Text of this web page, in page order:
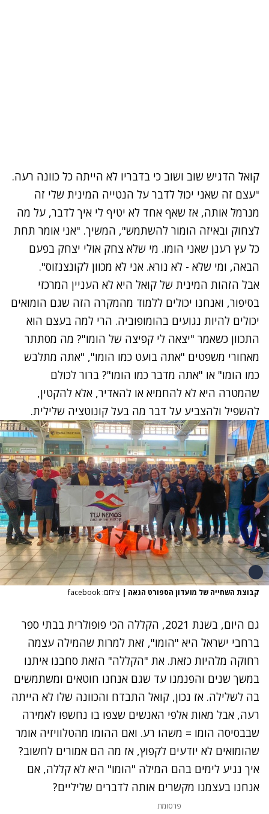
קואל הדגיש שוב ושוב כי בדבריו לא הייתה כל כוונה רעה.
"עצם זה שאני יכול לדבר על הנטייה המינית שלי זה
מנרמל אותה, אז שאף אחד לא יטיף לי איך לדבר, על מה
לצחוק ובאיזה הומור להשתמש", המשיך. "אני אומר תחת
כל עץ רענן שאני הומו. מי שלא צחק אולי יצחק בפעם
הבאה, ומי שלא - לא נורא. אני לא מכוון לקונצנזוס".
אבל הזהות המינית של קואל היא לא העניין המרכזי
בסיפור, ואנחנו יכולים ללמוד מהמקרה הזה שגם הומואים
יכולים להיות נגועים בהומופוביה. הרי למה בעצם הוא
התכוון כשאמר "יצאה לי קפיצה של הומו"? מה מסתתר
מאחורי משפטים "אתה בועט כמו הומו", "אתה מתלבש
כמו הומו" או "אתה מדבר כמו הומו"? ברור לכולם
שהמטרה היא לא להחמיא או להאדיר, אלא להקטין,
להשפיל ולהצביע על דבר מה בעל קונוטציה שלילית.
קבוצת השחייה של מועדון הספורט הגאה | צילום: facebook
גם היום, בשנת 2021, הקללה הכי פופולרית בבתי ספר
ברחבי ישראל היא "הומו", זאת למרות שהמילה עצמה
רחוקה מלהיות כזאת. את "הקללה" הזאת סחבנו איתנו
במשך שנים והפנמנו עד שגם אנחנו חוטאים ומשתמשים
בה לשלילה. אז נכון, קואל התבדח והכוונה שלו לא הייתה
רעה, אבל מאות אלפי האנשים שצפו בו נחשפו לאמירה
שבבסיסה הומו = משהו רע. ואם ההומו מהטלוויזיה אומר
שהומואים לא יודעים לקפוץ, אז מה הם אמורים לחשוב?
איך נגיע לימים בהם המילה "הומו" היא לא קללה, אם
אנחנו בעצמנו מקשרים אותה לדברים שליליים?
פרסומת